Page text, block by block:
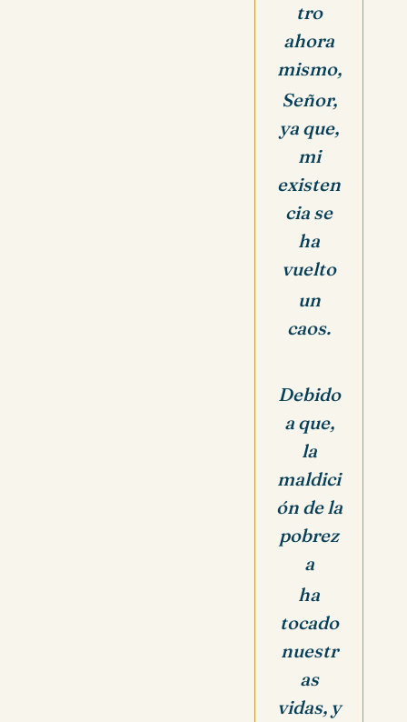
tro
ahora
mismo,
Señor,
ya que,
mi
existen
cia se
ha
vuelto
un
caos.
Debido
a que,
la
maldici
ón de la
pobrez
a
ha
tocado
nuestr
as
vidas, y